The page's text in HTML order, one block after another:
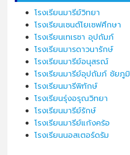
โรงเรียนมารีย์วิทยา
โรงเรียนเซนต์โยเซฟศึกษา
โรงเรียนเทเรซา อุปถัมภ์
โรงเรียนมารดาวนารักษ์
โรงเรียนมารีย์อนุสรณ์
โรงเรียนมารีย์อุปถัมภ์ ชัยภูมิ
โรงเรียนมารีพิทักษ์
โรงเรียนรุ่งอรุณวิทยา
โรงเรียนมารีย์รักษ์
โรงเรียนมารีย์แก้งคร้อ
โรงเรียนนอสเตอร์ดรัม